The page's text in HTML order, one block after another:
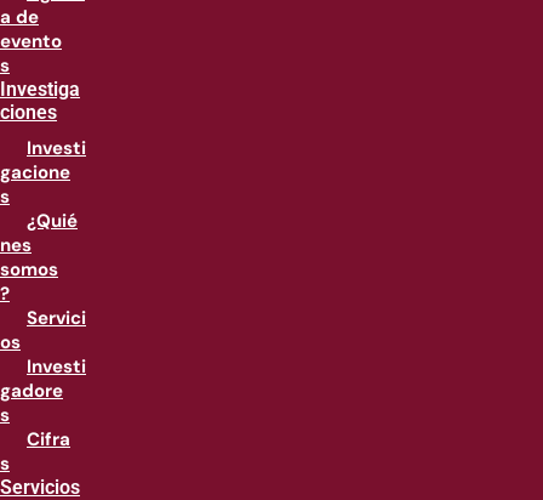
a de
evento
s
Investiga
ciones
Investi
gacione
s
¿Quié
nes
somos
?
Servici
os
Investi
gadore
s
Cifra
s
Servicios